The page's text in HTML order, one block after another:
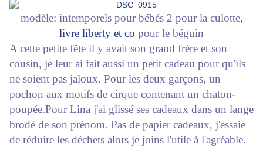
modèle: intemporels pour bébés 2 pour la culotte,
livre liberty et co pour le béguin
A cette petite fête il y avait son grand frère et son
cousin, je leur ai fait aussi un petit cadeau pour qu'ils
ne soient pas jaloux. Pour les deux garçons, un
pochon aux motifs de cirque contenant un chaton-
poupée.Pour Lina j'ai glissé ses cadeaux dans un lange
brodé de son prénom. Pas de papier cadeaux, j'essaie
de réduire les déchets alors je joins l'utile à l'agréable.